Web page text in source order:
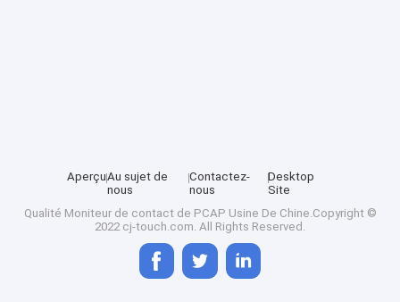
AperçuAu sujet de
nous
Contactez-
nous
Desktop
Site
Qualité Moniteur de contact de PCAP Usine De Chine.Copyright ©
2022 cj-touch.com. All Rights Reserved.